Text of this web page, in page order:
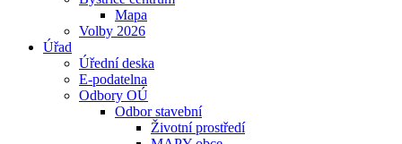
Mapa
Volby 2026
Úřad
Úřední deska
E-podatelna
Odbory OÚ
Odbor stavební
Životní prostředí